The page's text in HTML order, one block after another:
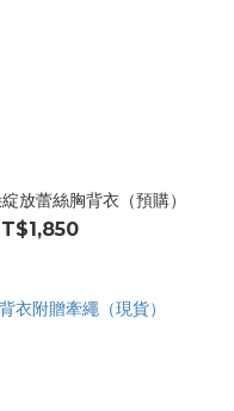
放蕾絲胸背衣（預購）